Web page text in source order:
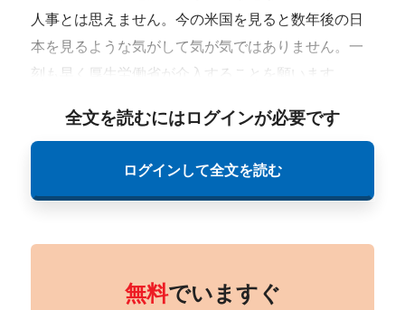
人事とは思えません。今の米国を見ると数年後の日
本を見るような気がして気が気ではありません。一
刻も早く厚生労働省が介入することを願います。
全文を読むにはログインが必要です
ログインして全文を読む
無料でいますぐ